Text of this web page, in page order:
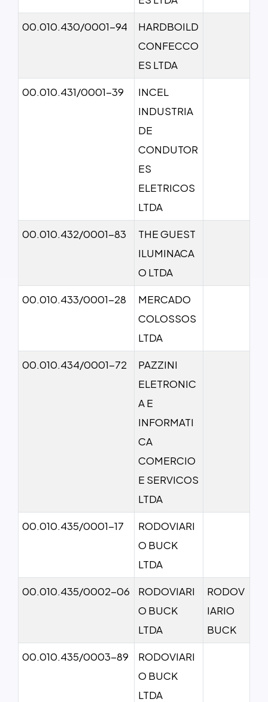
00.010.430/0001-94
HARDBOILD
CONFECCO
ES LTDA
00.010.431/0001-39
INCEL
INDUSTRIA
DE
CONDUTOR
ES
ELETRICOS
LTDA
00.010.432/0001-83
THE GUEST
ILUMINACA
O LTDA
00.010.433/0001-28
MERCADO
COLOSSOS
LTDA
00.010.434/0001-72
PAZZINI
ELETRONIC
A E
INFORMATI
CA
COMERCIO
E SERVICOS
LTDA
00.010.435/0001-17
RODOVIARI
O BUCK
LTDA
00.010.435/0002-06
RODOVIARI
O BUCK
LTDA
RODOV
IARIO
BUCK
00.010.435/0003-89
RODOVIARI
O BUCK
LTDA